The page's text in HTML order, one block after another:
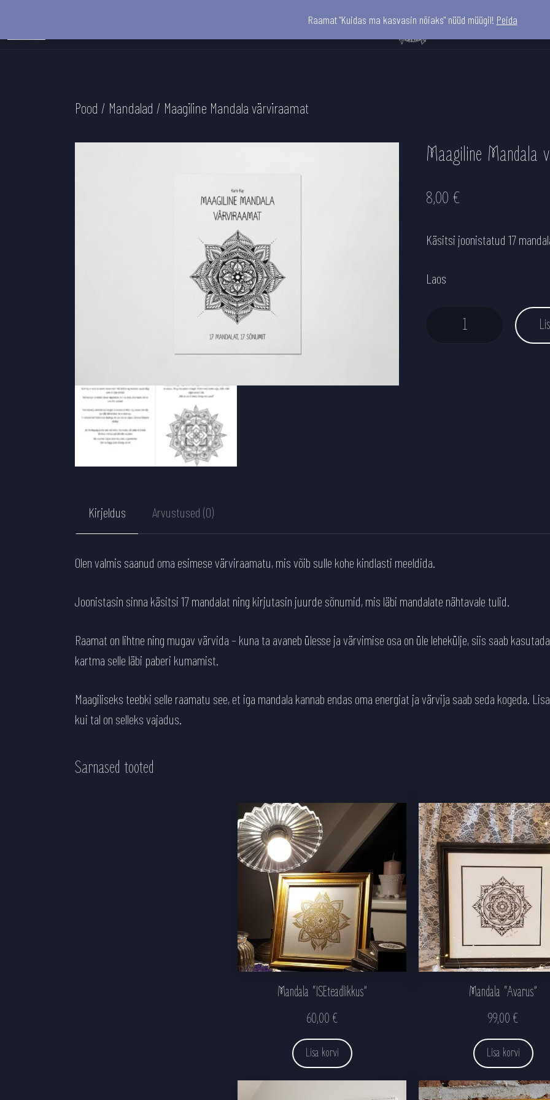
Raamat "Kuidas ma kasvasin nõiaks" nüüd müügil! Peida
Pood / Mandalad / Maagiline Mandala värviraamat
Maagiline Mandala
8,00 €
Käsitsi joonistatud 17
Laos
Maagiline Mandala värviraamat kogus
Kirjeldus Arvustused (0)
Olen valmis saanud oma esimese värviraamatu, mis võib sulle kohe kindlasti meeldida.
Joonistasin sinna käsitsi 17 mandalat ning kirjutasin juurde sõnumid, mis läbi mandalate nähtavale tulid.
Raamat on lihtne ning mugav värvida – kuna ta avaneb ülesse ja värvimise osa on üle lehekülje, siis saab
kartma selle läbi paberi kumamist.
Maagiliseks teebki selle raamatu see, et iga mandala kannab endas oma energiat ja värvija saab seda kogeda.
kui tal on selleks vajadus.
Sarnased tooted
Mandala “ISEteadlikkus”
60,00 €
Lisa korvi
Mandala “Avarus”
99,00 €
Lisa korvi